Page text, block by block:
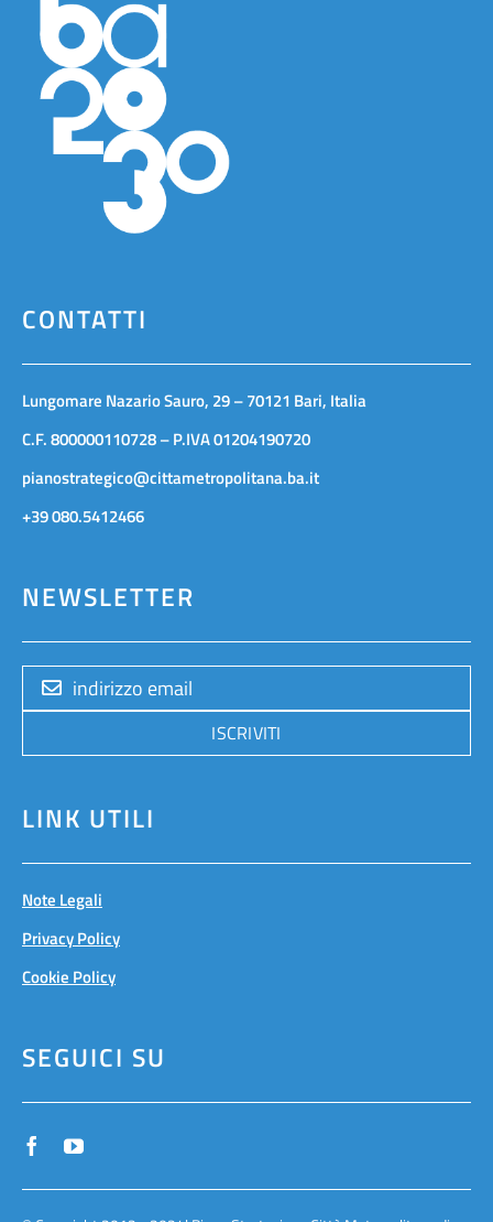
CONTATTI
Lungomare Nazario Sauro, 29 – 70121 Bari, Italia
C.F. 800000110728 – P.IVA 01204190720
pianostrategico@cittametropolitana.ba.it
+39 080.5412466
NEWSLETTER
ISCRIVITI
LINK UTILI
Note Legali
Privacy Policy
Cookie Policy
SEGUICI SU